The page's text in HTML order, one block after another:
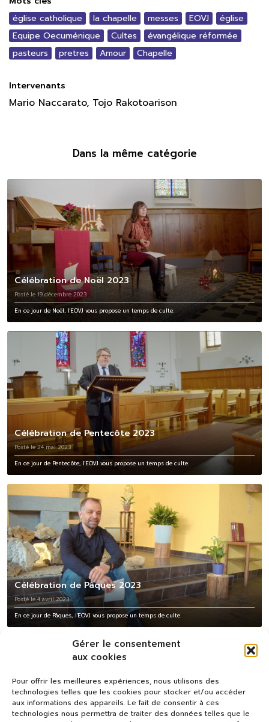
Gérer le consentement
aux cookies
Pour offrir les meilleures expériences, nous utilisons des
technologies telles que les cookies pour stocker et/ou accéder
aux informations des appareils. Le fait de consentir à ces
technologies nous permettra de traiter des données telles que le
église catholique la chapelle messes EOVJ
église
Equipe Oecuménique
Cultes
évangélique réformée
pasteurs
pretres Amour Chapelle
Intervenants
Mario Naccarato, Tojo Rakotoarison
Dans la même catégorie
Célébration de Noël 2023
Posté le 19 décembre 2023
En ce jour de Noël, l'EOVJ vous propose un temps de culte.
Célébration de Pentecôte 2023
Posté le 24 mai 2023
En ce jour de Pentecôte, l'EOVJ vous propose un temps de culte.
Célébration de Pâques 2023
Posté le 4 avril 2023
En ce jour de Pâques, l'EOVJ vous propose un temps de culte.